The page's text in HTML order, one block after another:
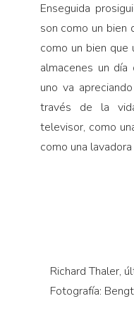
Enseguida
son como un bien
como un bien que
almacenes un día
uno va
través de la
televisor, como
como una
Richard Thaler,
Fotografía: